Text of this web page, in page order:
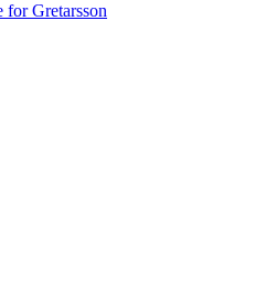
for Gretarsson